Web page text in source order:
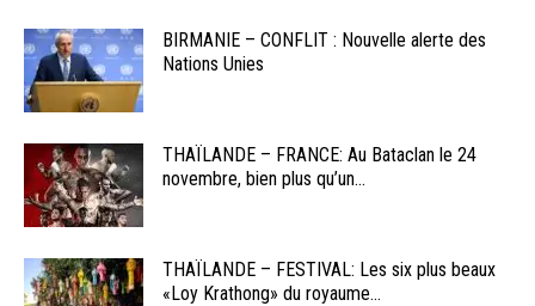
BIRMANIE – CONFLIT : Nouvelle alerte des
Nations Unies
THAÏLANDE – FRANCE: Au Bataclan le 24
novembre, bien plus qu’un...
THAÏLANDE – FESTIVAL: Les six plus beaux
«Loy Krathong» du royaume...